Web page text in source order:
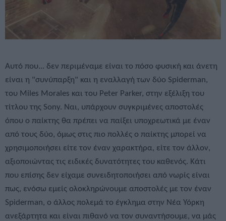
Αυτό που... δεν περιμέναμε είναι το πόσο φυσική και άνετη
είναι η "συνύπαρξη" και η εναλλαγή των δύο Spiderman,
του Miles Morales και του Peter Parker, στην εξέλιξη του
τίτλου της Sony. Ναι, υπάρχουν συγκριμένες αποστολές
όπου ο παίκτης θα πρέπει να παίξει υποχρεωτικά με έναν
από τους δύο, όμως στις πιο πολλές ο παίκτης μπορεί να
χρησιμοποιήσει είτε τον έναν χαρακτήρα, είτε τον άλλον,
αξιοποιώντας τις ειδικές δυνατότητες του καθενός. Κάτι
που επίσης δεν είχαμε συνειδητοποιήσει από νωρίς είναι
πως, ενόσω εμείς ολοκληρώνουμε αποστολές με τον έναν
Spiderman, ο άλλος πολεμά το έγκλημα στην Νέα Υόρκη
ανεξάρτητα και είναι πιθανό να τον συναντήσουμε, να μάς